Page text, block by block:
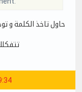
حاول تاخذ الكلمة و